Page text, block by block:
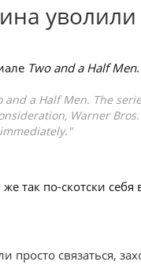
уволили
Two and a Half Men
a Half Men. The
Warner
так по-скотски себя
просто связаться,